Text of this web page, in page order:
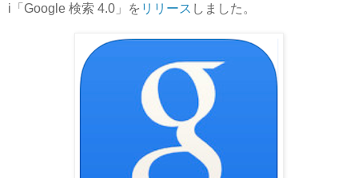
i「Google 検索 4.0」を リリース しました。